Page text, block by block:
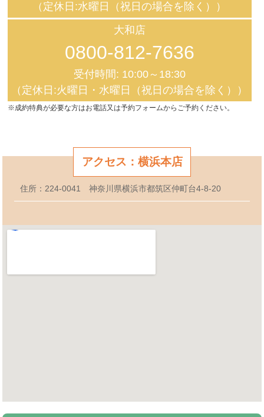
（定休日:水曜日（祝日の場合を除く））
大和店
0800-812-7636
受付時間: 10:00～18:30
（定休日:火曜日・水曜日（祝日の場合を除く））
※成約特典が必要な方はお電話又は予約フォームからご予約ください。
アクセス：横浜本店
住所：224-0041 神奈川県横浜市都筑区仲町台4-8-20